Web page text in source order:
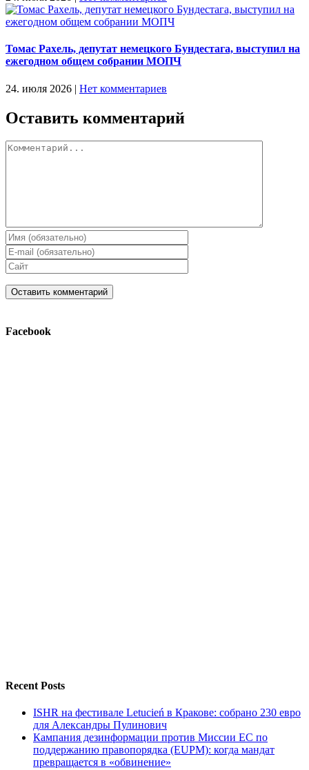
Томас Рахель, депутат немецкого Бундестага, выступил на
ежегодном общем собрании МОПЧ
24. июля 2026 | Нет комментариев
Оставить комментарий
Комментарий
Facebook
Recent Posts
ISHR на фестивале Letucień в Кракове: собрано 230 евро
для Александры Пулинович
Кампания дезинформации против Миссии ЕС по
поддержанию правопорядка (EUPM): когда мандат
превращается в «обвинение»